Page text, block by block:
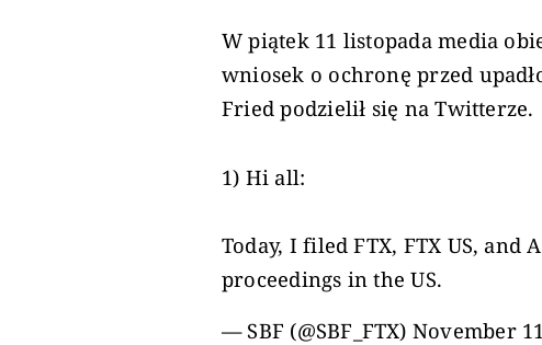
W piątek 11 listopada media
wniosek o ochronę przed
Fried podzielił się na Twitterze.
1) Hi all:
Today, I filed FTX, FTX US,
proceedings in the US.
— SBF (@SBF_FTX) November